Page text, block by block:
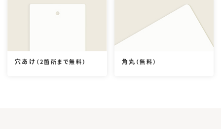
穴あけ （2箇所まで無料） 角丸 （無料）